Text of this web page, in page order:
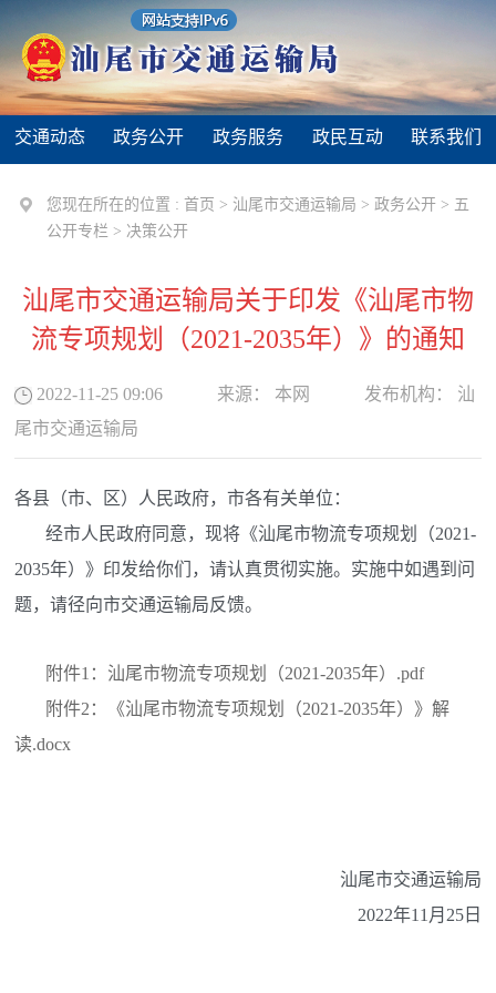
交通动态 政务公开 政务服务 政民互动 联系我们
您现在所在的位置 : 首页 > 汕尾市交通运输局 >政务公开 > 五
公开专栏 > 决策公开
汕尾市交通运输局关于印发《汕尾市物
流专项规划（2021-2035年）》的通知
2022-11-25 09:06 来源： 本网 发布机构：
汕
尾市交通运输局
各县（市、区）人民政府，市各有关单位：
经市人民政府同意，现将《汕尾市物流专项规划（2021-
2035年）》印发给你们，请认真贯彻实施。实施中如遇到问
题，请径向市交通运输局反馈。
附件1：汕尾市物流专项规划（2021-2035年）.pdf
附件2：《汕尾市物流专项规划（2021-2035年）》解
读.docx
汕尾市交通运输局
2022年11月25日